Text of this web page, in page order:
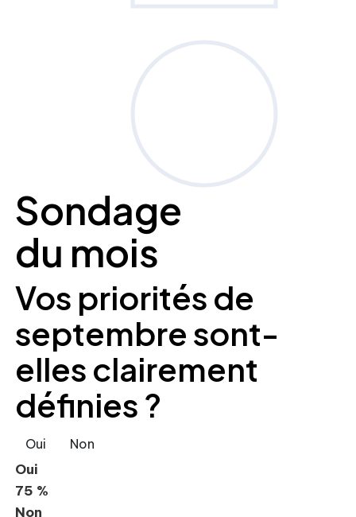
Sondage
du mois
Vos priorités de
septembre sont-
elles clairement
définies ?
Oui Non
Oui
75 %
Non